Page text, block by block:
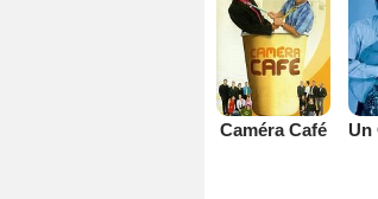
Caméra Café